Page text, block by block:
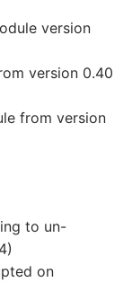
version
version 0.40
from version
to un-
on